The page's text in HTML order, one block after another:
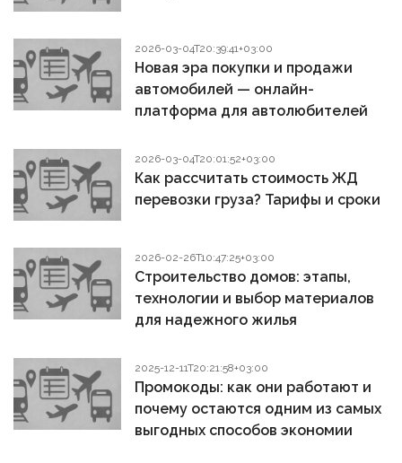
2026-03-04T20:39:41+03:00
Новая эра покупки и продажи
автомобилей — онлайн-
платформа для автолюбителей
2026-03-04T20:01:52+03:00
Как рассчитать стоимость ЖД
перевозки груза? Тарифы и сроки
2026-02-26T10:47:25+03:00
Строительство домов: этапы,
технологии и выбор материалов
для надежного жилья
2025-12-11T20:21:58+03:00
Промокоды: как они работают и
почему остаются одним из самых
выгодных способов экономии